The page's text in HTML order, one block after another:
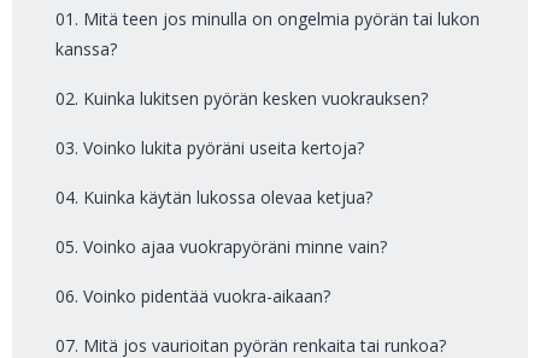
01. Mitä teen jos minulla on ongelmia pyörän tai lukon
kanssa?
02. Kuinka lukitsen pyörän kesken vuokrauksen?
03. Voinko lukita pyöräni useita kertoja?
04. Kuinka käytän lukossa olevaa ketjua?
05. Voinko ajaa vuokrapyöräni minne vain?
06. Voinko pidentää vuokra-aikaan?
07. Mitä jos vaurioitan pyörän renkaita tai runkoa?